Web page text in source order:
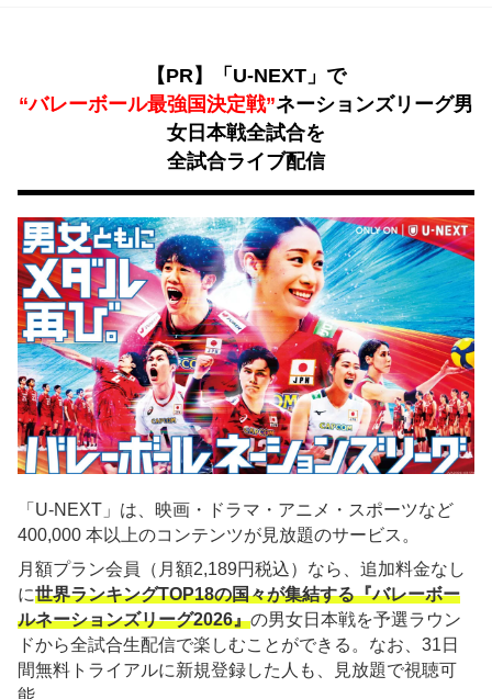
【PR】「U-NEXT」で
“バレーボール最強国決定戦”ネーションズリーグ男
女日本戦全試合を
全試合ライブ配信
「U-NEXT」は、映画・ドラマ・アニメ・スポーツなど
400,000 本以上のコンテンツが見放題のサービス。
月額プラン会員（月額2,189円税込）なら、追加料金なし
に世界ランキングTOP18の国々が集結する『バレーボー
ルネーションズリーグ2026』の男女日本戦を予選ラウン
ドから全試合生配信で楽しむことができる。なお、31日
間無料トライアルに新規登録した人も、見放題で視聴可
能。